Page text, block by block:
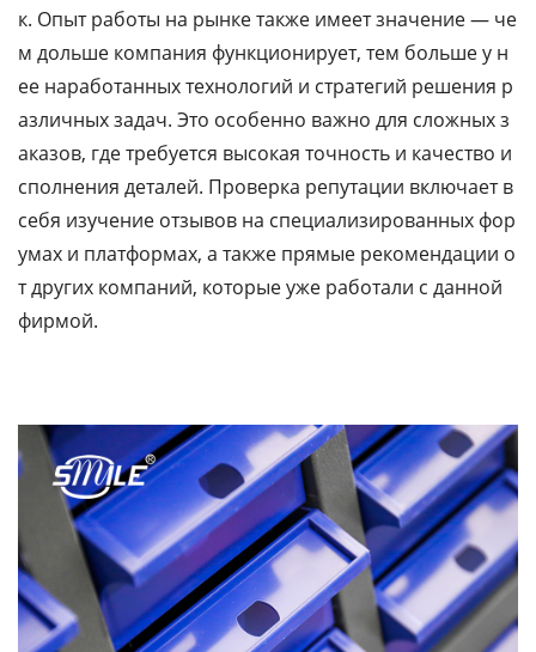
к. Опыт работы на рынке также имеет значение — че
м дольше компания функционирует, тем больше у н
ее наработанных технологий и стратегий решения р
азличных задач. Это особенно важно для сложных з
аказов, где требуется высокая точность и качество и
сполнения деталей. Проверка репутации включает в
себя изучение отзывов на специализированных фор
умах и платформах, а также прямые рекомендации о
т других компаний, которые уже работали с данной
фирмой.